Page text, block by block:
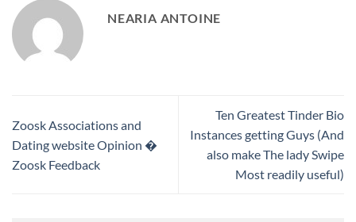
NEARIA ANTOINE
Zoosk Associations and
Dating website Opinion �
Zoosk Feedback
Ten Greatest Tinder Bio
Instances getting Guys (And
also make The lady Swipe
Most readily useful)